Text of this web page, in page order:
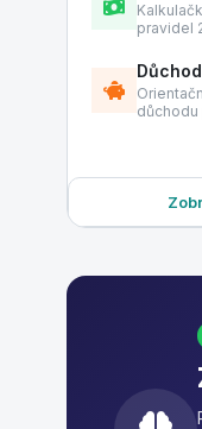
pravidel